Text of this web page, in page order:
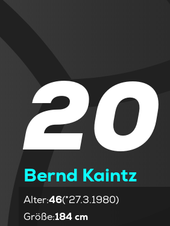
20
Bernd Kaintz
Alter:46(*27.3.1980)
Größe:184 cm